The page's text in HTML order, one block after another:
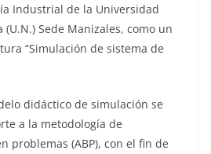
Industrial de la Universidad
Sede Manizales, como un
“Simulación de sistema de
didáctico de simulación se
a la metodología de
problemas (ABP), con el fin de